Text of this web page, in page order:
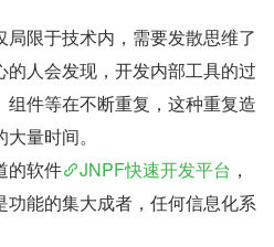
限于技术内，需要发散思维了
人会发现，开发内部工具的过
件等在不断重复，这种重复造
量时间。
的软件
JNPF快速开发平台 ，
能的集大成者，任何信息化系